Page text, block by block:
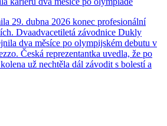
29. dubna 2026 konec profesionální
Dvaadvacetiletá závodnice Dukly
dva měsíce po olympijském debutu v
Česká reprezentantka uvedla, že po
už nechtěla dál závodit s bolestí a